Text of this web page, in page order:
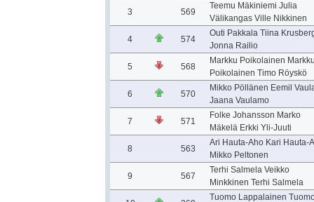
3 569
Teemu Mäkiniemi Julia
Välikangas Ville Nikkinen
4 574
Outi Pakkala Tiina
Jonna Railio
5 568
Markku Poikolainen
Poikolainen Timo Röyskö
6 570
Mikko Pöllänen Eemil
Jaana Vaulamo
7 571
Folke Johansson Marko
Mäkelä Erkki Yli-Juuti
8 563
Ari Hauta-Aho Kari Hauta-
Mikko Peltonen
9 567
Terhi Salmela Veikko
Minkkinen Terhi Salmela
Tuomo Lappalainen